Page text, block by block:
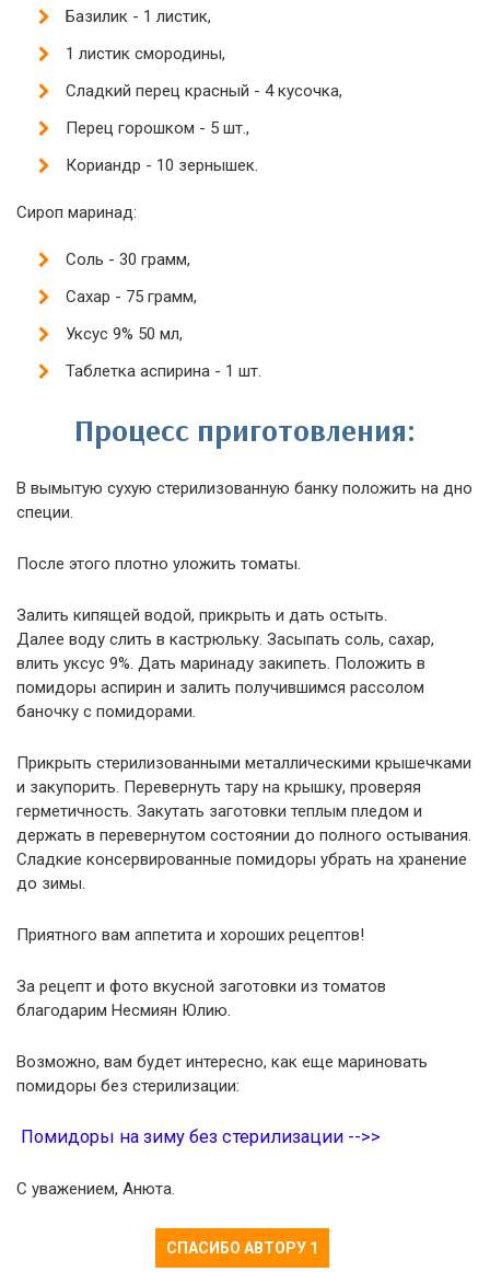
Базилик - 1 листик,
1 листик смородины,
Сладкий перец красный - 4 кусочка,
Перец горошком - 5 шт.,
Кориандр - 10 зернышек.
Сироп маринад:
Соль - 30 грамм,
Сахар - 75 грамм,
Уксус 9% 50 мл,
Таблетка аспирина - 1 шт.
Процесс приготовления:
В вымытую сухую стерилизованную банку положить на дно
специи.
После этого плотно уложить томаты.
Залить кипящей водой, прикрыть и дать остыть.
Далее воду слить в кастрюльку. Засыпать соль, сахар,
влить уксус 9%. Дать маринаду закипеть. Положить в
помидоры аспирин и залить получившимся рассолом
баночку с помидорами.
Прикрыть стерилизованными металлическими крышечками
и закупорить. Перевернуть тару на крышку, проверяя
герметичность. Закутать заготовки теплым пледом и
держать в перевернутом состоянии до полного остывания.
Сладкие консервированные помидоры убрать на хранение
до зимы.
Приятного вам аппетита и хороших рецептов!
За рецепт и фото вкусной заготовки из томатов
благодарим Несмиян Юлию.
Возможно, вам будет интересно, как еще мариновать
помидоры без стерилизации:
Помидоры на зиму без стерилизации -->>
С уважением, Анюта.
СПАСИБО АВТОРУ 1